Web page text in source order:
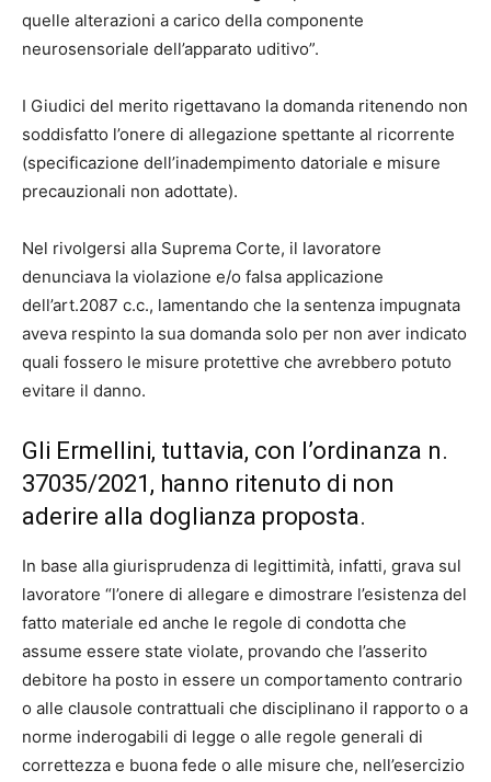
quelle alterazioni a carico della componente
neurosensoriale dell’apparato uditivo”.
I Giudici del merito rigettavano la domanda ritenendo non
soddisfatto l’onere di allegazione spettante al ricorrente
(specificazione dell’inadempimento datoriale e misure
precauzionali non adottate).
Nel rivolgersi alla Suprema Corte, il lavoratore
denunciava la violazione e/o falsa applicazione
dell’art.2087 c.c., lamentando che la sentenza impugnata
aveva respinto la sua domanda solo per non aver indicato
quali fossero le misure protettive che avrebbero potuto
evitare il danno.
Gli Ermellini, tuttavia, con l’ordinanza n.
37035/2021, hanno ritenuto di non
aderire alla doglianza proposta.
In base alla giurisprudenza di legittimità, infatti, grava sul
lavoratore “l’onere di allegare e dimostrare l’esistenza del
fatto materiale ed anche le regole di condotta che
assume essere state violate, provando che l’asserito
debitore ha posto in essere un comportamento contrario
o alle clausole contrattuali che disciplinano il rapporto o a
norme inderogabili di legge o alle regole generali di
correttezza e buona fede o alle misure che, nell’esercizio